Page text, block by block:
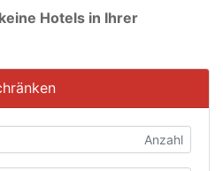
Hotels in Ihrer